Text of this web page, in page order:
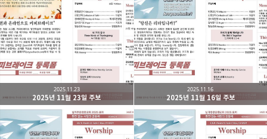
2025년 11월 23일 주보
2025.11.23
2025년 11월 16일 주보
2025.11.16